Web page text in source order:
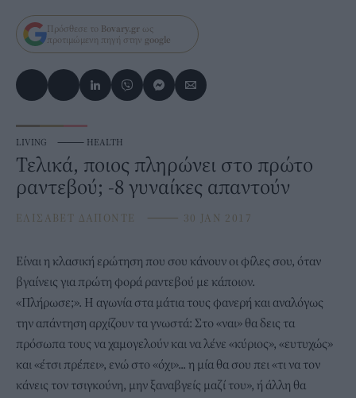
Πρόσθεσε το Bovary.gr ως
προτιμώμενη πηγή στην google
LIVING ⸻ HEALTH
Τελικά, ποιος πληρώνει στο πρώτο
ραντεβού; -8 γυναίκες απαντούν
ΕΛΙΣΑΒΕΤ ΔΑΠΟΝΤΕ ⸻ 30 JAN 2017
Είναι η κλασική ερώτηση που σου κάνουν οι φίλες σου, όταν
βγαίνεις για πρώτη φορά ραντεβού με κάποιον.
«Πλήρωσε;». Η αγωνία στα μάτια τους φανερή και αναλόγως
την απάντηση αρχίζουν τα γνωστά: Στο «ναι» θα δεις τα
πρόσωπα τους να χαμογελούν και να λένε «κύριος», «ευτυχώς»
και «έτσι πρέπει», ενώ στο «όχι»... η μία θα σου πει «τι να τον
κάνεις τον τσιγκούνη, μην ξαναβγείς μαζί του», ή άλλη θα